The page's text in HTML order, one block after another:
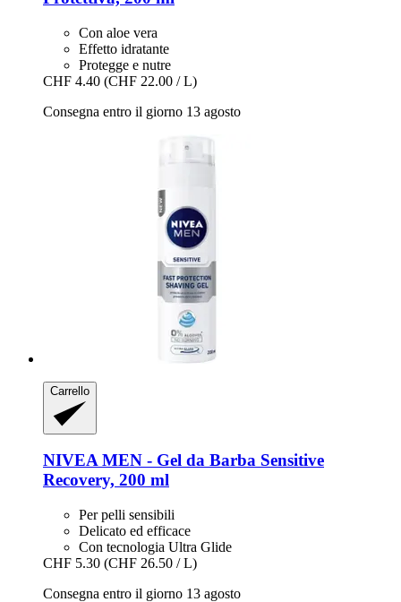
Con aloe vera
Effetto idratante
Protegge e nutre
CHF 4.40 (CHF 22.00 / L)
Consegna entro il giorno 13 agosto
Carrello
NIVEAMEN -​ Gel da Barba Sensitive
Recovery, 200 ml
Per pelli sensibili
Delicato ed efficace
Con tecnologia Ultra Glide
CHF 5.30 (CHF 26.50 / L)
Consegna entro il giorno 13 agosto